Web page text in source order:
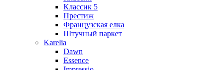
Классик 5
Престиж
Французская елка
Штучный паркет
Karelia
Dawn
Essence